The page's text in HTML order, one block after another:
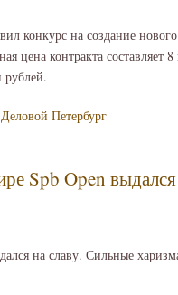
конкурс на создание
цена контракта
рублей.
Деловой Петербург
Spb Open
на славу. Сильные